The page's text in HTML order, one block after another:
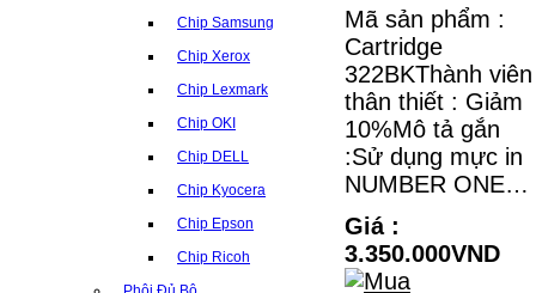
Chip Samsung
Chip Xerox
Chip Lexmark
Chip OKI
Chip DELL
Chip Kyocera
Chip Epson
Chip Ricoh
Mã sản phẩm :
Cartridge
322BKThành viên
thân thiết : Giảm
10%Mô tả gắn
:Sử dụng mực in
NUMBER ONE…
Giá :
3.350.000VND